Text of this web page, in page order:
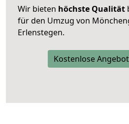
Wir bieten höchste Qualität
für den Umzug von
Erlenstegen.
Kostenlose